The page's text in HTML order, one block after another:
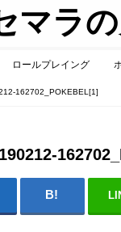
マラ
ロールプレイング
162702_POKEBEL[1]